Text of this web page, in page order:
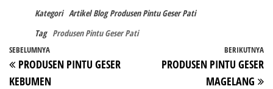
Kategori Artikel Blog Produsen Pintu Geser Pati
Tag Produsen Pintu Geser Pati
Navigasi
pos
Pos
Sebelumnya
SEBELUMNYA
PRODUSEN PINTU GESER
KEBUMEN
BERIKUTNYA
PRODUSEN PINTU GESER
MAGELANG